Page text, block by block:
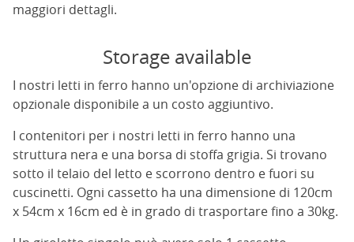
maggiori dettagli.
Storage available
I nostri letti in ferro hanno un'opzione di archiviazione
opzionale disponibile a un costo aggiuntivo.
I contenitori per i nostri letti in ferro hanno una
struttura nera e una borsa di stoffa grigia. Si trovano
sotto il telaio del letto e scorrono dentro e fuori su
cuscinetti. Ogni cassetto ha una dimensione di 120cm
x 54cm x 16cm ed è in grado di trasportare fino a 30kg.